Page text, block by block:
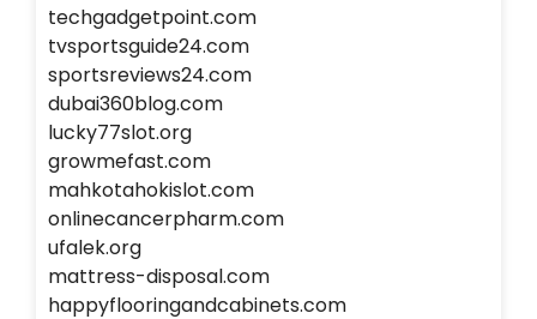
techgadgetpoint.com
tvsportsguide24.com
sportsreviews24.com
dubai360blog.com
lucky77slot.org
growmefast.com
mahkotahokislot.com
onlinecancerpharm.com
ufalek.org
mattress-disposal.com
happyflooringandcabinets.com